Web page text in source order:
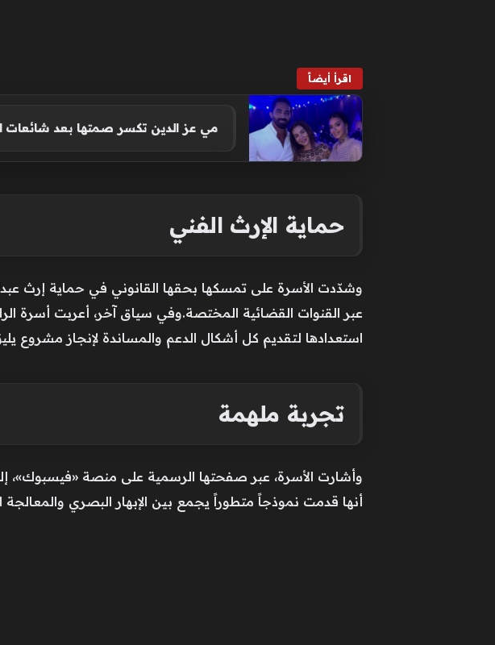
اقرأ أيضاً
مي عز الدين تكسر صمتها بعد
حماية الإرث الفني
وشدّدت الأسرة على تمسكها بحقها القانوني في حماية إرث
عبر القنوات القضائية المختصة.وفي سياق آخر، أعربت أسرة
استعدادها لتقديم كل أشكال الدعم والمساندة لإنجاز مشروع
تجربة ملهمة
أنها قدمت نموذجاً متطوراً يجمع بين الإبهار البصري والمعالجة